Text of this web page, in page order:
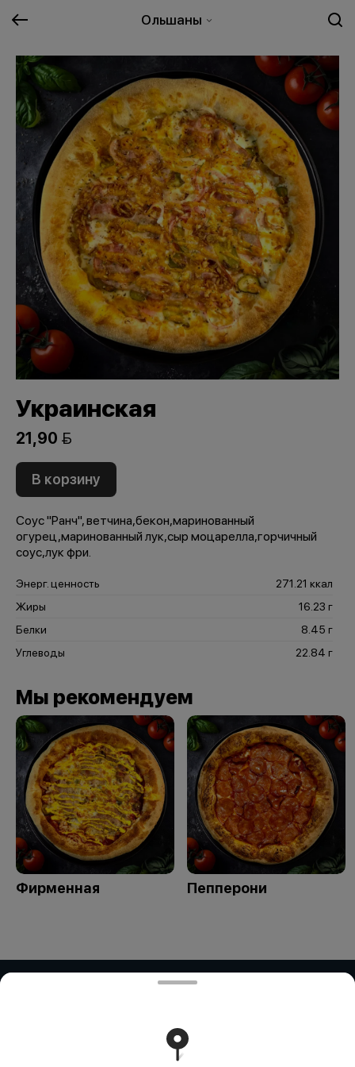
Ольшаны
Украинская
21,90 
В корзину
Соус "Ранч", ветчина,бекон,маринованный
огурец,маринованный лук,сыр моцарелла,горчичный
соус,лук фри.
Энерг. ценность
271.21 ккал
Жиры
16.23 г
Белки
8.45 г
Углеводы
22.84 г
Мы рекомендуем
Фирменная Пепперони
ЧУП "РоутиБел"
4500 1027 0000 Банк получателя: зАО «АЛЬФА-БАНК»
Адрес: Ул. Сурганова, 43-47, 220013 Минск, Республика
Беларусь SWIFT: ALFABY2X БИК: ALFABY2X УНП: